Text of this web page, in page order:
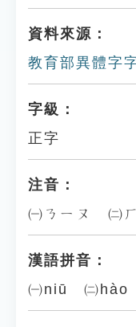
資料來源：
教育部異體字
字級：
正字
注音：
㈠ㄋㄧㄡ ㈡
漢語拼音：
㈠niū ㈡hào